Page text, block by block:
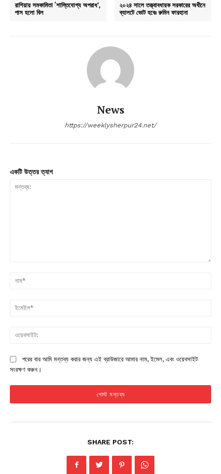
রাশিয়ায় সমকামিতা ‘শাস্তিযোগ্য অপরাধ’,
পাস হলো বিল
২০২৪ সালে তত্ত্বাবধায়ক সরকারের অধীনে
ব্যালটে ভোট হবেঃ রুমিন ফারহানা
News
https://weeklysherpur24.net/
একটি উত্তর ত্যাগ
পরের বার আমি মন্তব্য করার জন্য এই ব্রাউজারে আমার নাম, ইমেল, এবং ওয়েবসাইট
সংরক্ষণ করুন।
SHARE POST: